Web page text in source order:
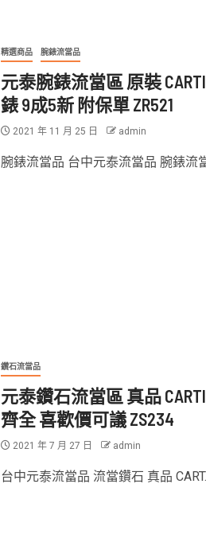
精選商品 腕錶流當品
元泰腕錶流當區 原裝
錶 9成5新 附保單 ZR521
2021 年 11 月 25 日 admin
腕錶流當品 台中元泰流當品 腕錶流
鑽石流當品
元泰鑽石流當區 真品
齊全 喜歡價可議 ZS234
2021 年 7 月 27 日 admin
台中元泰流當品 流當鑽石 真品